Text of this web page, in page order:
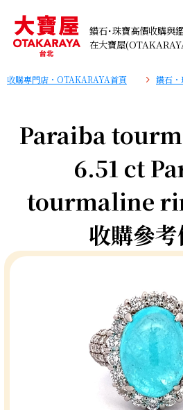
鑽石･珠寶高價收購
在大寶屋
收購專門店・OTAKARAYA首頁 鑽石
Paraiba
6.51 ct
tourmaline
收購參